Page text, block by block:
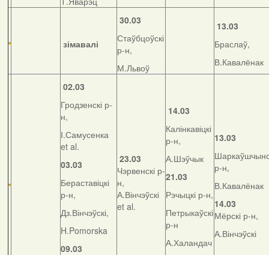
зімавалі
30.03
Стаўбцоўскі
р-н,
М.Львоў
13.03
Браслаў,
В.Кавалёнак
02.03
Гродзенскі р-
н,
І.Самусенка
et al.
03.03
Бераставіцкі
р-н,
Дз.Вінчэўскі,
H.Pomorska
09.03
23.03
Чэрвенскі р-
н,
А.Вінчэўскі
et al.
14.03
Калінкавіцкі
р-н,
А.Шэўчык
21.03
Рэчыцкі р-н,
Петрыкаўскі
р-н
А.Халандач
13.03
р-н,
В.Кавалёнак
14.03
Мёрскі р-н,
А.Вінчэўскі